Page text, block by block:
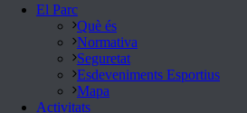
El Parc
Què és
Normativa
Seguretat
Esdeveniments Esportius
Mapa
Activitats